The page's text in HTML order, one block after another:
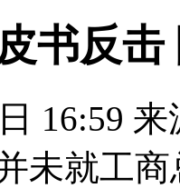
书反
16:59
未就工